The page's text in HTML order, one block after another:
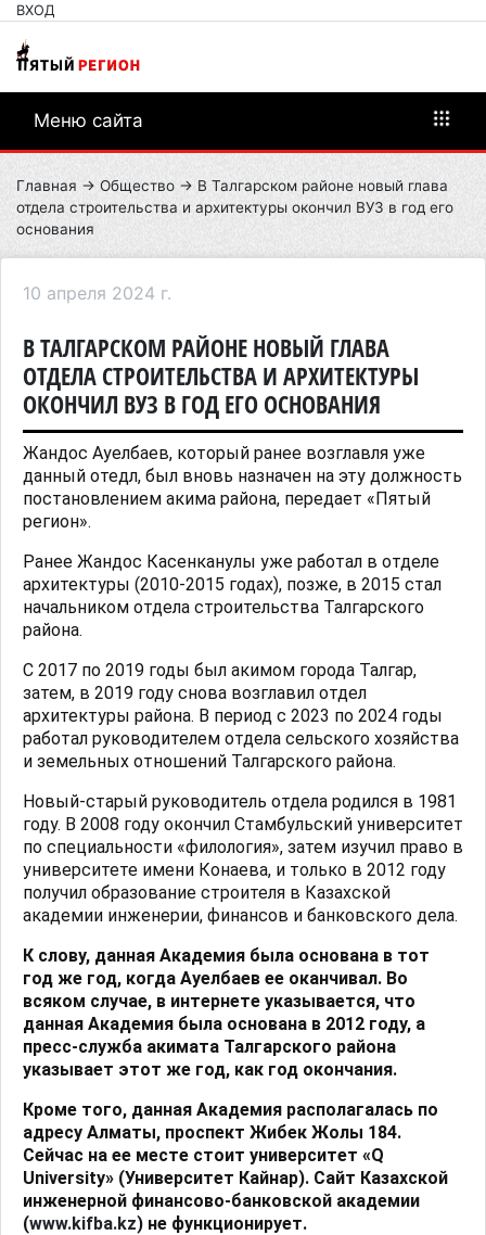
ВХОД
Меню сайта
Главная → Общество → В Талгарском районе новый глава
отдела строительства и архитектуры окончил ВУЗ в год его
основания
10 апреля 2024 г.
В ТАЛГАРСКОМ РАЙОНЕ НОВЫЙ ГЛАВА
ОТДЕЛА СТРОИТЕЛЬСТВА И АРХИТЕКТУРЫ
ОКОНЧИЛ ВУЗ В ГОД ЕГО ОСНОВАНИЯ
Жандос Ауелбаев, который ранее возглавля уже
данный отедл, был вновь назначен на эту должность
постановлением акима района, передает «Пятый
регион».
Ранее Жандос Касенканулы уже работал в отделе
архитектуры (2010-2015 годах), позже, в 2015 стал
начальником отдела строительства Талгарского
района.
С 2017 по 2019 годы был акимом города Талгар,
затем, в 2019 году снова возглавил отдел
архитектуры района. В период с 2023 по 2024 годы
работал руководителем отдела сельского хозяйства
и земельных отношений Талгарского района.
Новый-старый руководитель отдела родился в 1981
году. В 2008 году окончил Стамбульский университет
по специальности «филология», затем изучил право в
университете имени Конаева, и только в 2012 году
получил образование строителя в Казахской
академии инженерии, финансов и банковского дела.
К слову, данная Академия была основана в тот
год же год, когда Ауелбаев ее оканчивал. Во
всяком случае, в интернете указывается, что
данная Академия была основана в 2012 году, а
пресс-служба акимата Талгарского района
указывает этот же год, как год окончания.
Кроме того, данная Академия располагалась по
адресу Алматы, проспект Жибек Жолы 184.
Сейчас на ее месте стоит университет «Q
University» (Университет Кайнар). Сайт Казахской
инженерной финансово-банковской академии
(www.kifba.kz) не функционирует.